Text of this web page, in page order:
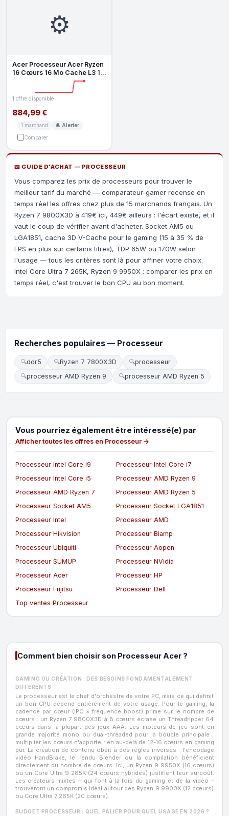
⚙️
Acer Processeur Acer Ryzen
16 Cœurs 16 Mo Cache L3 16
1 offre disponible
884,99 €
1 marchand
🔔 Alerter
Comparer
📖 GUIDE D'ACHAT — PROCESSEUR
Vous comparez les prix de processeurs pour trouver le
meilleur tarif du marché — comparateur-gamer recense en
temps réel les offres chez plus de 15 marchands français. Un
Ryzen 7 9800X3D à 419€ ici, 449€ ailleurs : l'écart existe, et il
vaut le coup de vérifier avant d'acheter. Socket AM5 ou
LGA1851, cache 3D V-Cache pour le gaming (15 à 35 % de
FPS en plus sur certains titres), TDP 65W ou 170W selon
l'usage — tous les critères sont là pour affiner votre choix.
Intel Core Ultra 7 265K, Ryzen 9 9950X : comparer les prix en
temps réel, c'est trouver le bon CPU au bon moment.
Recherches populaires — Processeur
🔍ddr5 🔍Ryzen 7 7800X3D 🔍processeur
🔍processeur AMD Ryzen 9 🔍processeur AMD Ryzen 5
Vous pourriez également être intéressé(e) par
Afficher toutes les offres en Processeur →
Processeur Intel Core i9
Processeur Intel Core i7
Processeur Intel Core i5
Processeur AMD Ryzen 9
Processeur AMD Ryzen 7
Processeur AMD Ryzen 5
Processeur Socket AM5
Processeur Socket LGA1851
Processeur Intel
Processeur AMD
Processeur Hikvision
Processeur Biamp
Processeur Ubiquiti
Processeur Aopen
Processeur SUMUP
Processeur NVidia
Processeur Acer
Processeur HP
Processeur Fujitsu
Processeur Dell
Top ventes Processeur
Comment bien choisir son Processeur Acer ?
GAMING OU CRÉATION : DES BESOINS FONDAMENTALEMENT
DIFFÉRENTS
Le processeur est le chef d'orchestre de votre PC, mais ce qui définit
un bon CPU dépend entièrement de votre usage. Pour le gaming, la
cadence par cœur (IPC × fréquence boost) prime sur le nombre de
cœurs : un Ryzen 7 9800X3D à 8 cœurs écrase un Threadripper 64
cœurs dans la plupart des jeux AAA. Les moteurs de jeu sont en
grande majorité mono ou dual-threaded pour la boucle principale ;
multiplier les cœurs n'apporte rien au-delà de 12-16 cœurs en gaming
pur. La création de contenu obéit à des règles inverses : l'encodage
vidéo HandBrake, le rendu Blender ou la compilation bénéficient
directement du nombre de cœurs. Ici, un Ryzen 9 9950X (16 cœurs)
ou un Core Ultra 9 285K (24 cœurs hybrides) justifient leur surcoût.
Les créateurs mixtes – qui font à la fois du gaming et de la vidéo –
trouveront un compromis idéal autour des Ryzen 9 9900X (12 cœurs)
ou Core Ultra 7 265K (20 cœurs).
BUDGET PROCESSEUR : QUEL PALIER POUR QUEL USAGE EN 2026 ?